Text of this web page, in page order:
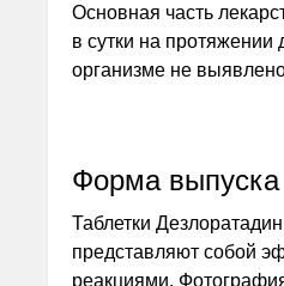
Основная часть
в сутки на протяжении
организме не
Форма выпуска
Таблетки
представляют собой
реакциями.